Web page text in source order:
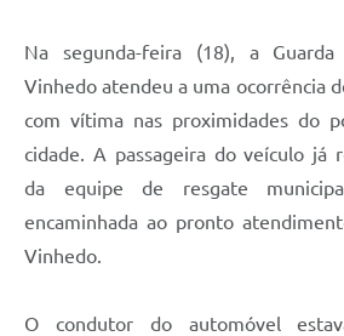
Serviços Online
Na segunda-feira (18), a
Vinhedo atendeu a uma ocorrência
com vítima nas proximidades do
cidade. A passageira do veículo já
da equipe de resgate
encaminhada ao pronto
Vinhedo.
O condutor do automóvel